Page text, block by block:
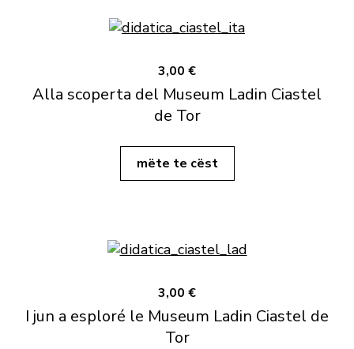
3,00 €
Alla scoperta del Museum Ladin Ciastel
de Tor
mëte te cëst
3,00 €
I jun a esploré le Museum Ladin Ciastel de
Tor